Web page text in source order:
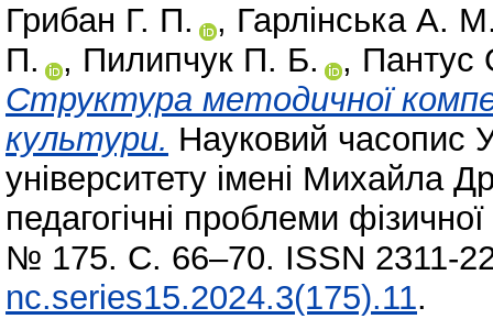
Грибан Г. П.
, Гарлінська А.
П.
, Пилипчук П. Б. ,
Структура методичної
культури. Науковий часопис
університету імені Михайла
педагогічні проблеми
№ 175. С. 66–70. ISSN 2311-
nc.series15.2024.3(175).11.